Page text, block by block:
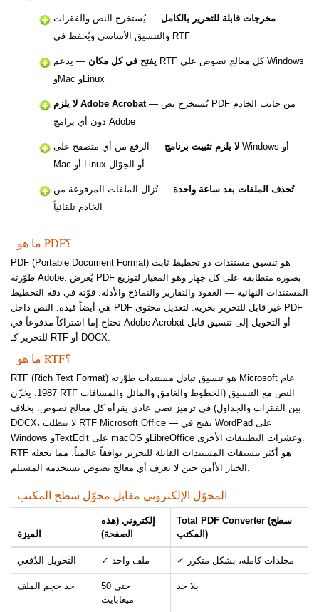
مخرجات قابلة للتحرير بالكامل — يُستخرج النص والفقرات
والتنسيق الأساسي ويُحفظ في RTF
يفتح في كل مكان — يدعم RTF كل معالج نصوص على Windows
وMac وLinux
لا يلزم Adobe Acrobat— يُستخرج نص PDF من جانب الخادم
دون أي برامج Adobe
لا يلزم تثبيت برنامج — الرفع من أي متصفح على Windows أو
Mac أو Linux أو الجوّال
تُحذف الملفات بعد ساعة واحدة — تُزال الملفات المرفوعة من
الخادم تلقائياً
ما هو PDF؟
PDF (Portable Document Format) هو تنسيق مستندات ذو تخطيط ثابت
طوّرته Adobe. يُعرض PDF بصورة متطابقة على كل جهاز وهو المعيار لتوزيع
المستندات النهائية — العقود والتقارير والنماذج والأدلة. قوّته في دقة التخطيط
هي أيضاً قيده: النص داخل PDF غير قابل للتحرير بحرية. لتعديل محتوى PDF
تحتاج إما اشتراكاً مدفوعاً في Adobe Acrobat أو التحويل إلى تنسيق قابل
للتحرير كـ RTF أو DOCX.
ما هو RTF؟
RTF (Rich Text Format) هو تنسيق تبادل مستندات طوّرته Microsoft عام
1987. يخزّن RTF النص مع التنسيق (الخطوط والغامق والمائل والمسافات
بين الفقرات والجداول) في ترميز نصي عادي يقرأه كل معالج نصوص. بخلاف
DOCX، لا يتطلب RTF Microsoft Office — يفتح في WordPad على
Windows وTextEdit على macOS وLibreOffice وعشرات التطبيقات الأخرى.
RTF هو أكثر تنسيقات المستندات القابلة للتحرير توافقاً عالمياً، مما يجعله
الخيار الأأمن حين لا تعرف أي معالج نصوص يستخدمه المستلم.
المحوّل الإلكتروني مقابل محوّل سطح المكتب
الميزة
إلكتروني (هذه
الصفحة)
Total PDF Converter (سطح
المكتب)
التحويل الدُفعي ✓ ملف واحد ✓ مجلدات كاملة، بشكل متكرر
حد حجم الملف
حتى 50
ميغابايت
بلا حد